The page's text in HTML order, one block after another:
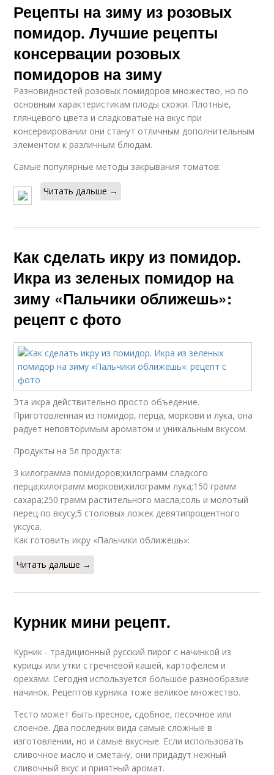
Рецепты на зиму из розовых
помидор. Лучшие рецепты
консервации розовых
помидоров на зиму
Разновидностей розовых помидоров множество, но по
основным характеристикам плоды схожи. Плотные,
глянцевого цвета и сладковатые на вкус при
консервировании они станут отличным дополнительным
элементом к различным блюдам.
Самые популярные методы закрывания томатов:
Читать дальше →
Как сделать икру из помидор.
Икра из зеленых помидор на
зиму «Пальчики оближешь»:
рецепт с фото
Эта икра действительно просто объедение.
Приготовленная из помидор, перца, моркови и лука, она
радует неповторимым ароматом и уникальным вкусом.
Продукты на 5л продукта:
3 килограмма помидоров;килограмм сладкого
перца;килограмм моркови;килограмм лука;150 грамм
сахара;250 грамм растительного масла;соль и молотый
перец по вкусу;5 столовых ложек девятипроцентного
уксуса.
Как готовить икру «Пальчики оближешь»:
Читать дальше →
Курник мини рецепт.
Курник - традиционный русский пирог с начинкой из
курицы или утки с гречневой кашей, картофелем и
орехами. Сегодня используется большое разнообразие
начинок. Рецептов курника тоже великое множество.
Тесто может быть пресное, сдобное, песочное или
слоеное. Два последних вида самые сложные в
изготовлении, но и самые вкусные. Если использовать
сливочное масло и сметану, они придадут нежный
сливочный вкус и приятный аромат.